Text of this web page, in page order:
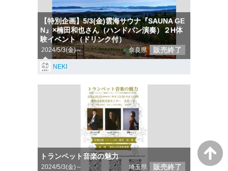
【特別企画】5/3(金)雲海サウナ『SAUNA GE
N』×楠田和也さん（ハンドパン演奏）２H体
験イベント（ドリンク付）
2024/5/3(金)～ 奈良県 販売終了
NEKI
トランペット音楽の魅力
2024/5/3(金)～ 埼玉県 販売終了